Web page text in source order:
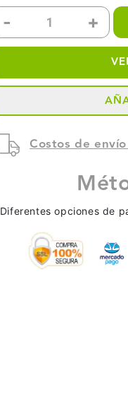
Reducir
para
TINTA
RESOLUCIÓN
SISTEMA
NUBIS
- +
Costos de
Diferentes opciones de